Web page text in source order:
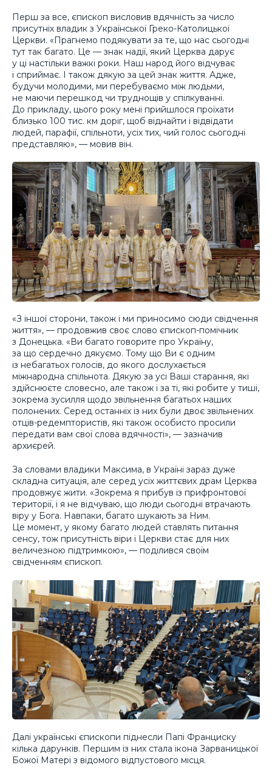
Перш за все, єпископ висловив вдячність за число
присутніх владик з Української Греко-Католицької
Церкви. «Прагнемо подякувати за те, що нас сьогодні
тут так багато. Це — знак надії, який Церква дарує
у ці настільки важкі роки. Наш народ його відчуває
і сприймає. І також дякую за цей знак життя. Адже,
будучи молодими, ми перебуваємо між людьми,
не маючи перешкод чи труднощів у спілкуванні.
До прикладу, цього року мені прийшлося проїхати
близько 100 тис. км доріг, щоб віднайти і відвідати
людей, парафії, спільноти, усіх тих, чий голос сьогодні
представляю», — мовив він.
«З іншої сторони, також і ми приносимо сюди свідчення
життя», — продовжив своє слово єпископ-помічник
з Донецька. «Ви багато говорите про Україну,
за що сердечно дякуємо. Тому що Ви є одним
із небагатьох голосів, до якого дослухається
міжнародна спільнота. Дякую за усі Ваші старання, які
здійснюєте словесно, але також і за ті, які робите у тиші,
зокрема зусилля щодо звільнення багатьох наших
полонених. Серед останніх із них були двоє звільнених
отців-редемптористів, які також особисто просили
передати вам свої слова вдячності», — зазначив
архиєрей.
За словами владики Максима, в Україні зараз дуже
складна ситуація, але серед усіх життєвих драм Церква
продовжує жити. «Зокрема я прибув із прифронтової
території, і я не відчуваю, що люди сьогодні втрачають
віру у Бога. Навпаки, багато шукають за Ним.
Це момент, у якому багато людей ставлять питання
сенсу, тож присутність віри і Церкви стає для них
величезною підтримкою», — поділився своїм
свідченням єпископ.
Далі українські єпископи піднесли Папі Франциску
кілька дарунків. Першим із них стала ікона Зарваницької
Божої Матері з відомого відпустового місця.